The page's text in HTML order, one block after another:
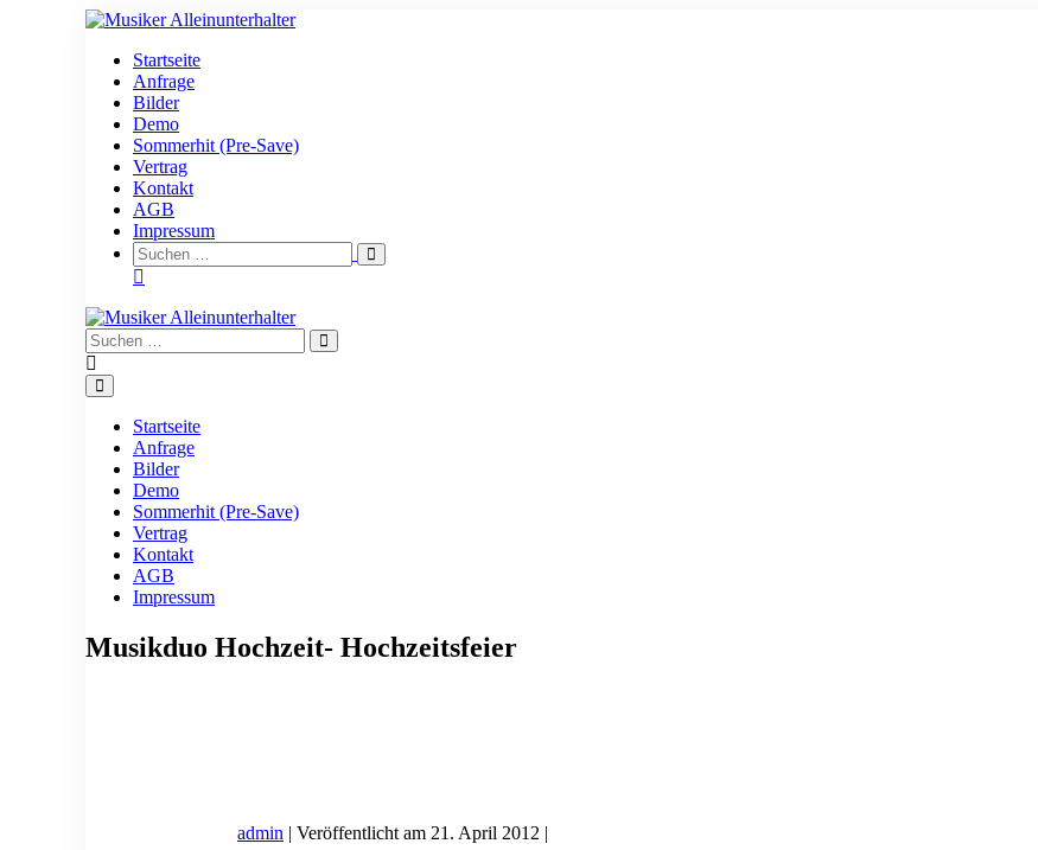
Startseite
Anfrage
Bilder
Demo
Sommerhit (Pre-Save)
Vertrag
Kontakt
AGB
Impressum
Suche-
Schalter
Suchen
nach:
Suche-
Schalter
Suchen
nach:
Menü-
Schalter
Startseite
Anfrage
Bilder
Demo
Sommerhit (Pre-Save)
Vertrag
Kontakt
AGB
Impressum
Musikduo Hochzeit- Hochzeitsfeier
admin | Veröffentlicht am 21. April 2012 |